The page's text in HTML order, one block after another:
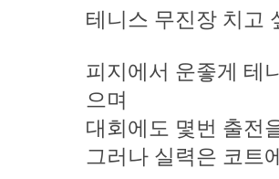
테니스 무진장 치고
피지에서 운좋게 테
으며
대회에도 몇번 출전
그러나 실력은 코트